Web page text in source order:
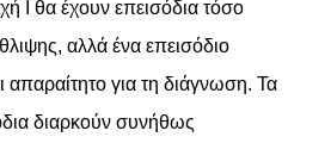
Ι θα έχουν επεισόδια τόσο
αλλά ένα επεισόδιο
απαραίτητο για τη διάγνωση. Τα
διαρκούν συνήθως